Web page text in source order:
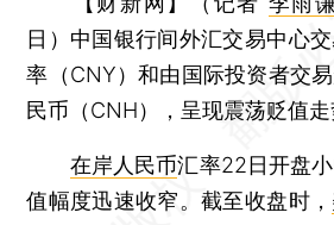
日）中国银行间外汇交易中心
率（CNY）和由国际投资者交
民币（CNH），呈现震荡贬值走
在岸人民币汇率22日开盘
值幅度迅速收窄。截至收盘时，